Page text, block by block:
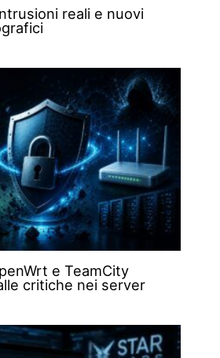
reali e nuovi
e TeamCity
critiche nei server